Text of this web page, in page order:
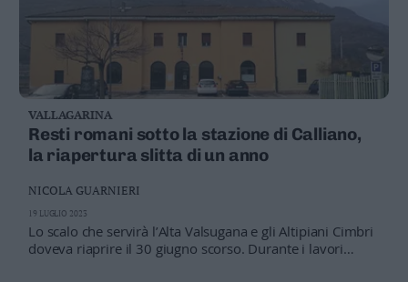
VALLAGARINA
Resti romani sotto la stazione di Calliano,
la riapertura slitta di un anno
Lo scalo che servirà l’Alta Valsugana e gli Altipiani Cimbri
doveva riaprire il 30 giugno scorso. Durante i lavori
NICOLA GUARNIERI
19 LUGLIO 2023